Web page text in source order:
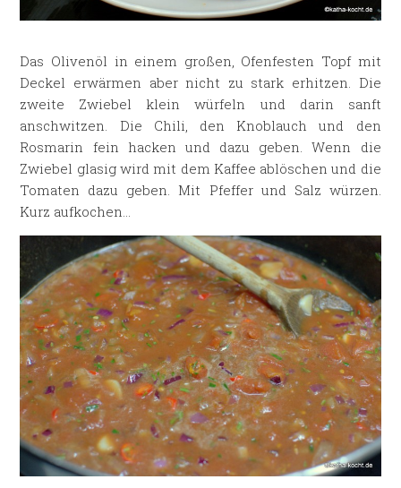
Das Olivenöl in einem großen, Ofenfesten Topf mit
Deckel erwärmen aber nicht zu stark erhitzen. Die
zweite Zwiebel klein würfeln und darin sanft
anschwitzen. Die Chili, den Knoblauch und den
Rosmarin fein hacken und dazu geben. Wenn die
Zwiebel glasig wird mit dem Kaffee ablöschen und die
Tomaten dazu geben. Mit Pfeffer und Salz würzen.
Kurz aufkochen…